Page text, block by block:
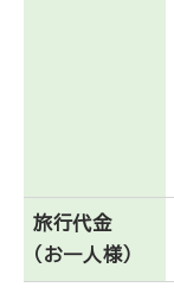
旅行代金
（お一人様）